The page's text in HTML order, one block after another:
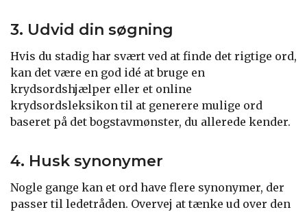
3. Udvid din søgning
Hvis du stadig har svært ved at finde det rigtige ord,
kan det være en god idé at bruge en
krydsordshjælper eller et online
krydsordsleksikon til at generere mulige ord
baseret på det bogstavmønster, du allerede kender.
4. Husk synonymer
Nogle gange kan et ord have flere synonymer, der
passer til ledetråden. Overvej at tænke ud over den